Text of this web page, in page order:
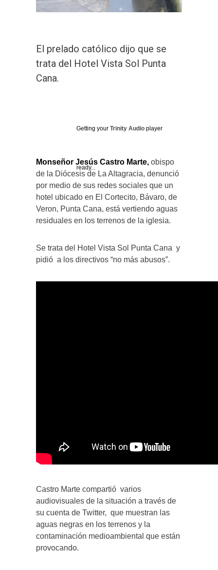
El prelado católico dijo que se
trata del Hotel Vista Sol Punta
Cana.
Getting your Trinity Audio player
ready...
Monseñor Jesús Castro Marte, obispo
de la Diócesis de La Altagracia, denunció
por medio de sus redes sociales que un
hotel ubicado en El Cortecito, Bávaro, de
Veron, Punta Cana, está vertiendo aguas
residuales en los terrenos de la iglesia.
Se trata del Hotel Vista Sol Punta Cana y
pidió a los directivos “no más abusos”.
Castro Marte compartió varios
audiovisuales de la situación a través de
su cuenta de Twitter, que muestran las
aguas negras en los terrenos y la
contaminación medioambiental que están
provocando.